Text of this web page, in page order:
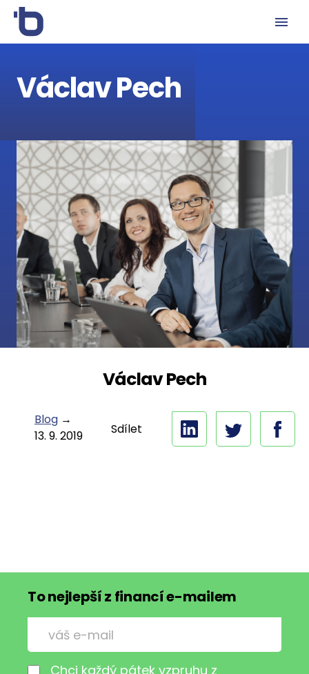
Václav Pech
Václav Pech
Blog →
13. 9. 2019
Sdílet
To nejlepší z financí e-mailem
Chci každý pátek vzpruhu z